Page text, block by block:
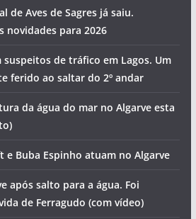
de Aves de Sagres já saiu.
novidades para 2026
suspeitos de tráfico em Lagos. Um
ferido ao saltar do 2º andar
da água do mar no Algarve esta
e Buba Espinho atuam no Algarve
após salto para a água. Foi
de Ferragudo (com vídeo)